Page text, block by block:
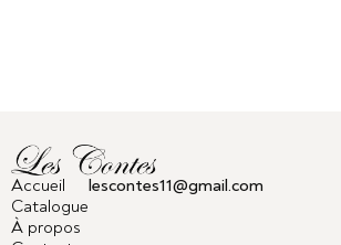
Accueil
Catalogue
À propos
lescontes11@gmail.com